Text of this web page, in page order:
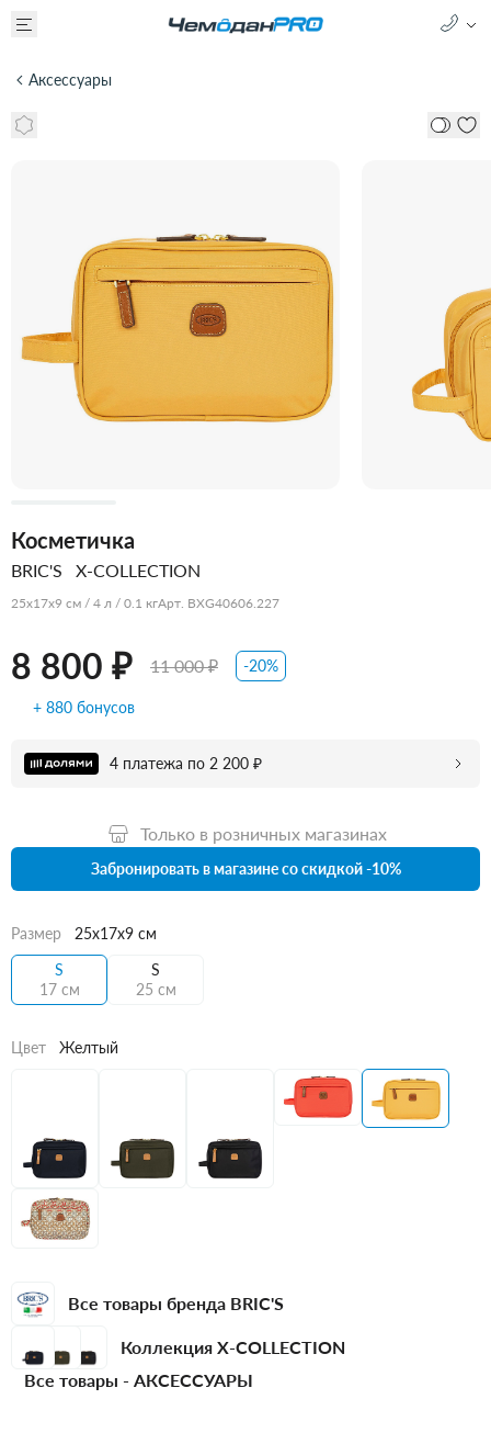
Аксессуары
Косметичка
BRIC'S X-COLLECTION
25x17x9 см / 4 л / 0.1 кгАрт. BXG40606.227
8 800 ₽ 11 000 ₽ -20%
+ 880 бонусов
4 платежа по 2 200 ₽
Только в розничных магазинах
Забронировать в магазине со скидкой -10%
Размер
25x17x9 см
S
17 см
S
25 см
Цвет Желтый
Все товары бренда BRIC'S
Коллекция X-COLLECTION
Все товары - АКСЕССУАРЫ